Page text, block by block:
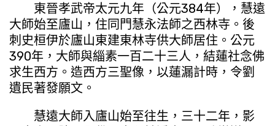
東晉孝武帝太元九年（公元384年），慧遠
大師始至廬山，住同門慧永法師之西林寺。後
刺史桓伊於廬山東建東林寺供大師居住。公元
390年，大師與緇素一百二十三人，結蓮社念佛
求生西方。造西方三聖像，以蓮漏計時，令劉
遺民著發願文。
慧遠大師入廬山始至往生，三十二年，影